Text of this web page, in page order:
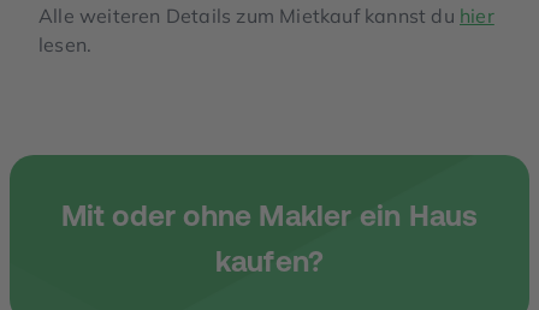
Alle weiteren Details zum Mietkauf kannst du hier
lesen.
Mit oder ohne Makler ein Haus
kaufen?